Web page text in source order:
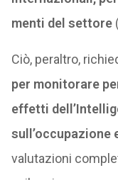
menti del settore
Ciò, peraltro,
per monitorare
effetti
sull’occupazione
valutazioni